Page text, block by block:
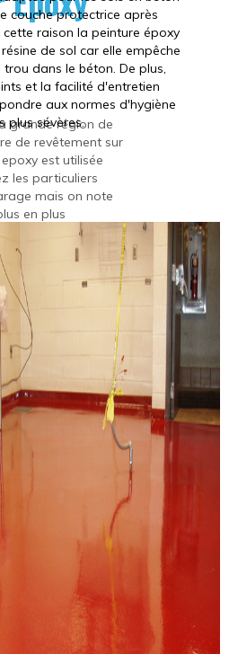
grande région de
de revêtement sur
est utilisée
les particuliers
mais on note
en plus
des
salle de
ou contour de
époxy
aspartique) peut
de plancher
carrelage ou le
couche protectrice après
cette raison la peinture époxy
de sol car elle empêche
dans le béton. De plus,
et la facilité d'entretien
aux normes d'hygiène
plus sévères.